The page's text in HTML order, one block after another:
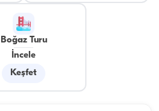
Boğaz Turu
İncele
Keşfet